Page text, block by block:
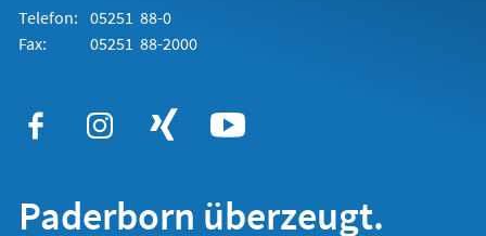
Telefon: 05251 88-0
Fax:
05251 88-2000
Paderborn überzeugt.